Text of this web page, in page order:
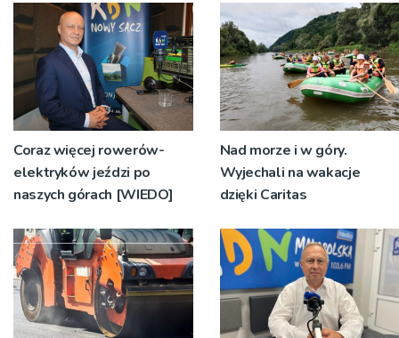
Bruśniku
RDN
Coraz więcej rowerów-
elektryków jeździ po
naszych górach [WIEDO]
Nad morze i w góry.
Wyjechali na wakacje
dzięki Caritas